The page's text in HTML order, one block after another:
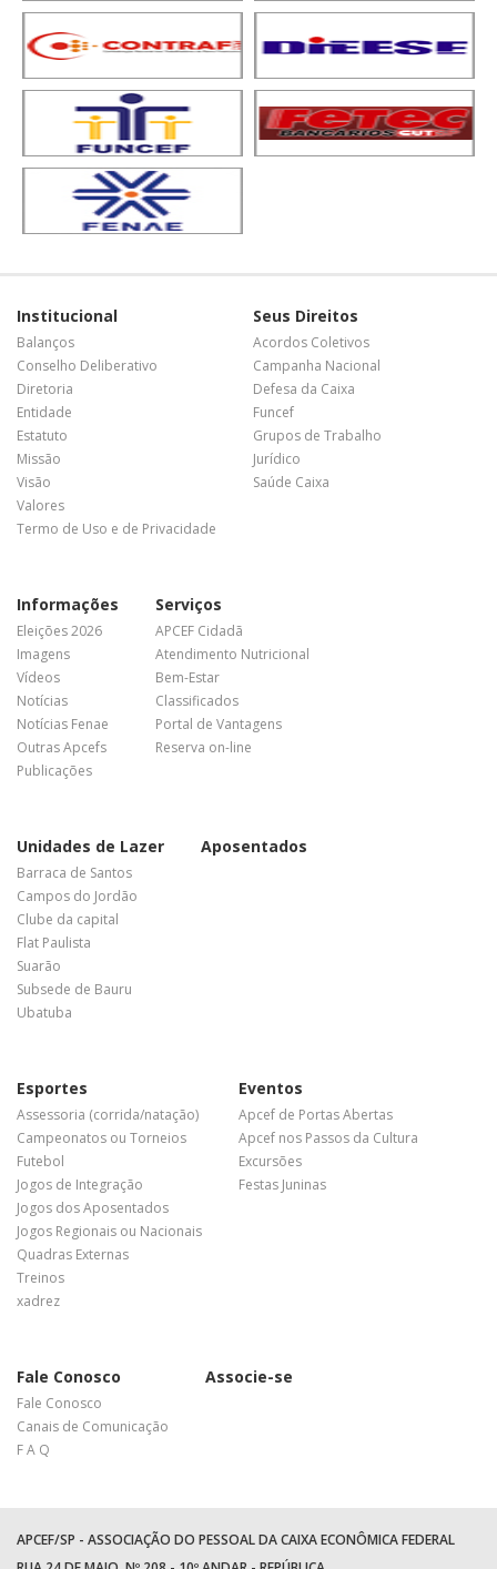
Institucional
Balanços
Conselho Deliberativo
Diretoria
Entidade
Estatuto
Missão
Visão
Valores
Termo de Uso e de Privacidade
Seus Direitos
Acordos Coletivos
Campanha Nacional
Defesa da Caixa
Funcef
Grupos de Trabalho
Jurídico
Saúde Caixa
Informações
Eleições 2026
Imagens
Vídeos
Notícias
Notícias Fenae
Outras Apcefs
Publicações
Serviços
APCEF Cidadã
Atendimento Nutricional
Bem-Estar
Classificados
Portal de Vantagens
Reserva on-line
Unidades de Lazer
Barraca de Santos
Campos do Jordão
Clube da capital
Flat Paulista
Suarão
Subsede de Bauru
Ubatuba
Aposentados
Esportes
Assessoria (corrida/natação)
Campeonatos ou Torneios
Futebol
Jogos de Integração
Jogos dos Aposentados
Jogos Regionais ou Nacionais
Quadras Externas
Treinos
xadrez
Eventos
Apcef de Portas Abertas
Apcef nos Passos da Cultura
Excursões
Festas Juninas
Fale Conosco
Fale Conosco
Canais de Comunicação
F A Q
Associe-se
APCEF/SP - ASSOCIAÇÃO DO PESSOAL DA CAIXA ECONÔMICA FEDERAL